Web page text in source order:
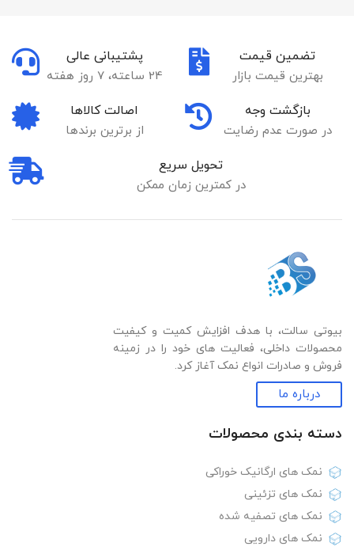
تضمین قیمت
بهترین قیمت بازار
پشتیبانی عالی
24 ساعته، 7 روز هفته
بازگشت وجه
در صورت عدم رضایت
اصالت کالاها
از برترین برندها
تحویل سریع
در کمترین زمان ممکن
بیوتی سالت، با هدف افزایش کمیت و کیفیت
محصولات داخلی، فعالیت های خود را در زمینه
فروش و صادرات انواع نمک آغاز کرد.
درباره ما
دسته بندی‌ محصولات
نمک های ارگانیک خوراکی
نمک های تزئینی
نمک های تصفیه شده
نمک های دارویی